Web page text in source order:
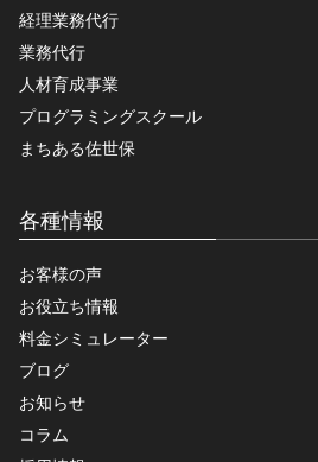
経理業務代行
業務代行
人材育成事業
プログラミングスクール
まちある佐世保
各種情報
お客様の声
お役立ち情報
料金シミュレーター
ブログ
お知らせ
コラム